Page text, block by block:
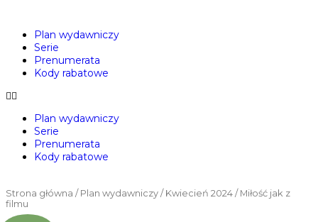
Plan wydawniczy
Serie
Prenumerata
Kody rabatowe
Plan wydawniczy
Serie
Prenumerata
Kody rabatowe
Strona główna / Plan wydawniczy / Kwiecień 2024 / Miłość jak z
filmu